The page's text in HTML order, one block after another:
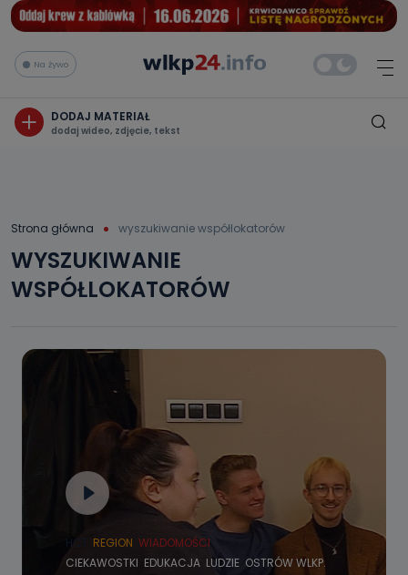
Na żywo
DODAJ MATERIAŁ
dodaj wideo, zdjęcie, tekst
Strona główna wyszukiwanie współlokatorów
WYSZUKIWANIE
WSPÓŁLOKATORÓW
HOT REGION WIADOMOŚCI
CIEKAWOSTKI EDUKACJA LUDZIE OSTRÓW WLKP.